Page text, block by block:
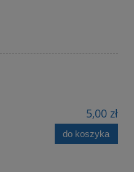
5,00 zł
do koszyka